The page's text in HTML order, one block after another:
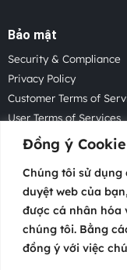
Đồng ý Cookie
Chúng tôi sử
duyệt web của
được cá nhân hóa
chúng tôi. Bằng
đồng ý với việc
Bảo mật
Security & Compliance
Privacy Policy
Customer Terms of
User Terms of Services
Acceptable Use Policy
Cookie Policy
Cookie Settings
Law Enforcement
Copyright 2026 © Atosa